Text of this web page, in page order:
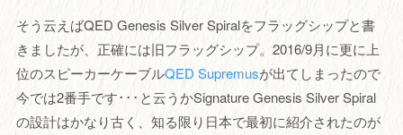
そう云えばQED Genesis Silver Spiralをフラッグシップと書
きましたが、正確には旧フラッグシップ。2016/9月に更に上
位のスピーカーケーブルQED Supremusが出てしまったので
今では2番手です･･･と云うかSignature Genesis Silver Spiral
の設計はかなり古く、知る限り日本で最初に紹介されたのが